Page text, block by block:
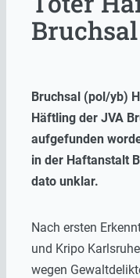
Bruchsal
Bruchsal (pol/yb)
Häftling der JVA
aufgefunden
in der Haftanstalt
dato unklar.
Nach ersten
und Kripo
wegen